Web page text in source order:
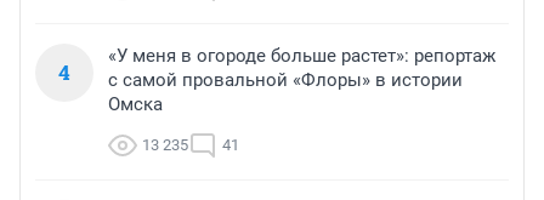
4
«У меня в огороде больше растет»: репортаж
с самой провальной «Флоры» в истории
Омска
13 235 41